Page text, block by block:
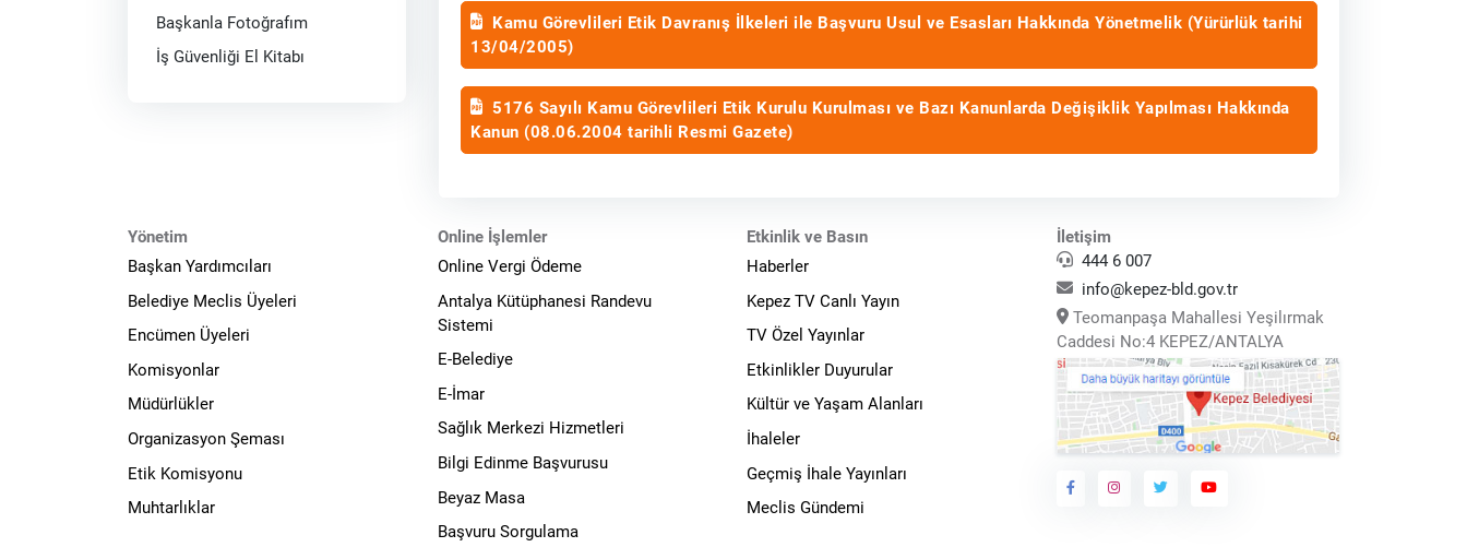
Başkanla Fotoğrafım
İş Güvenliği El Kitabı
Kamu Görevlileri Etik Davranış İlkeleri ile Başvuru Usul ve Esasları Hakkında Yönetmelik (Yürürlük tarihi
13/04/2005)
5176 Sayılı Kamu Görevlileri Etik Kurulu Kurulması ve Bazı Kanunlarda Değişiklik Yapılması Hakkında
Kanun (08.06.2004 tarihli Resmi Gazete)
Yönetim
Başkan Yardımcıları
Belediye Meclis Üyeleri
Encümen Üyeleri
Komisyonlar
Müdürlükler
Organizasyon Şeması
Etik Komisyonu
Muhtarlıklar
Online İşlemler
Online Vergi Ödeme
Antalya Kütüphanesi Randevu
Sistemi
E-Belediye
E-İmar
Sağlık Merkezi Hizmetleri
Bilgi Edinme Başvurusu
Beyaz Masa
Başvuru Sorgulama
Etkinlik ve Basın
Haberler
Kepez TV Canlı Yayın
TV Özel Yayınlar
Etkinlikler Duyurular
Kültür ve Yaşam Alanları
İhaleler
Geçmiş İhale Yayınları
Meclis Gündemi
İletişim
444 6 007
info@kepez-bld.gov.tr
Teomanpaşa Mahallesi Yeşilırmak
Caddesi No:4 KEPEZ/ANTALYA